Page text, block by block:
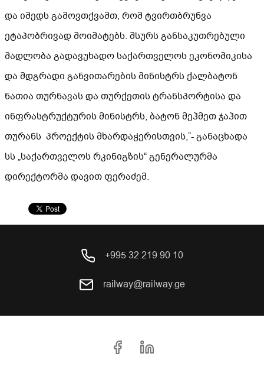
და იმედს გამოვთქვამთ, რომ ტვირთბრუნვა
ეტაპობრივად მოიმატებს. მსურს განსაკუთრებული
მადლობა გადავუხადო საქართველოს ეკონომიკისა
და მდგრადი განვითარების მინისტრს ქალბატონ
ნათია თურნავას და თურქეთის ტრანსპორტისა და
ინფრასტრუქტურის მინისტრს, ბატონ მეჰმეთ ჯაჰით
თურანს პროექტის მხარდაჭერისთვის,”- განაცხადა
სს „საქართველოს რკინიგზის“ გენერალურმა
დირექტორმა დავით ფერაძემ.
+995 32 219 90 10
railway@railway.ge